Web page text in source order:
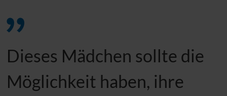
Dieses Mädchen sollte die
Möglichkeit haben, ihre